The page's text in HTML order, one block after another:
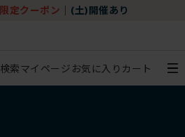
限定クーポン (土)開催あり
検索マイページ お気に入り カート